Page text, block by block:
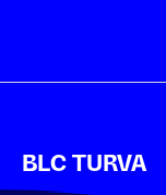
BLC TURVA